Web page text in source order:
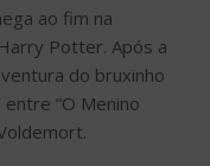
ao fim na
Potter. Após a
do bruxinho
“O Menino